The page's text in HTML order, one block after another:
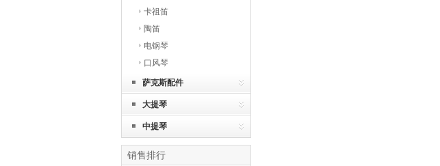
卡祖笛
陶笛
电钢琴
口风琴
萨克斯配件
大提琴
中提琴
销售排行